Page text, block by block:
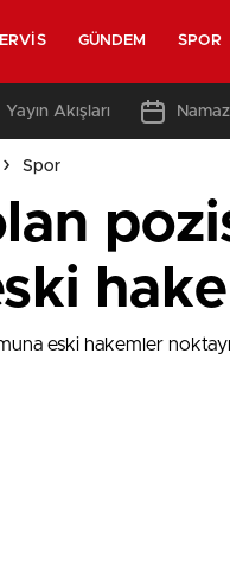
GÜNDEM SPOR
Yayın Akışları
Spor